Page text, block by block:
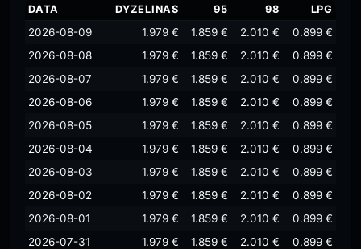
DATA DYZELINAS 95 98 LPG
2026-08-09 1.979 € 1.859 € 2.010 €
0.899 €
2026-08-08
1.979 € 1.859 € 2.010 €
0.899 €
2026-08-07
1.979 € 1.859 € 2.010 €
0.899 €
2026-08-06
1.979 € 1.859 € 2.010 €
0.899 €
2026-08-05
1.979 € 1.859 € 2.010 €
0.899 €
2026-08-04
1.979 € 1.859 € 2.010 €
0.899 €
2026-08-03
1.979 € 1.859 € 2.010 €
0.899 €
2026-08-02
1.979 € 1.859 € 2.010 €
0.899 €
2026-08-01
1.979 € 1.859 € 2.010 €
0.899 €
2026-07-31
1.979 € 1.859 € 2.010 €
0.899 €